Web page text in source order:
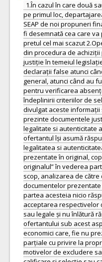
1.În cazul în care două
pe primul loc,
SEAP de noi propuneri
fi desemnată cea care
pretul cel mai scazut
din procedura de
justiție în temeiul
declarații false atunci
general, atunci când au
pentru verificarea
îndeplinirii criteriilor de
divulgat aceste informații
prezinte documentele
legalitate si autenticitate
ofertantul își asumă
legalitatea si
prezentate în original,
originalul” în vederea
scop, analizarea de
documentelor
partea acesteia nicio
acceptarea respectivelor
sau legale și nu înlătură
ofertantului sub acest
economici care, fie nu
parțiale cu privire la
motivelor de excludere